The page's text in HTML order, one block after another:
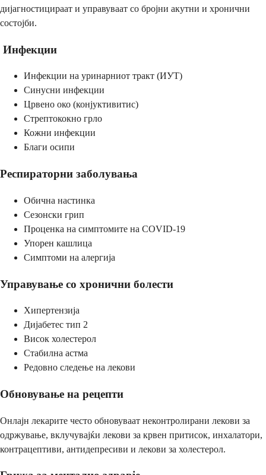
дијагностицираат и управуваат со бројни акутни и хронични
состојби.
Инфекции
Инфекции на уринарниот тракт (ИУТ)
Синусни инфекции
Црвено око (конјуктивитис)
Стрептококно грло
Кожни инфекции
Благи осипи
Респираторни заболувања
Обична настинка
Сезонски грип
Проценка на симптомите на COVID-19
Упорен кашлица
Симптоми на алергија
Управување со хронични болести
Хипертензија
Дијабетес тип 2
Висок холестерол
Стабилна астма
Редовно следење на лекови
Обновување на рецепти
Онлајн лекарите често обновуваат неконтролирани лекови за
одржување, вклучувајќи лекови за крвен притисок, инхалатори,
контрацептиви, антидепресиви и лекови за холестерол.